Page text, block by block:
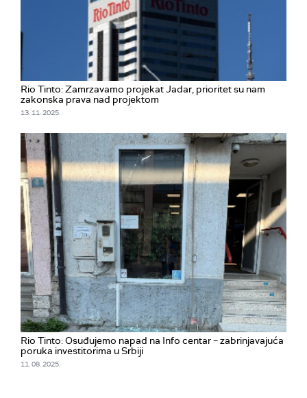
Rio Tinto: Zamrzavamo projekat Jadar, prioritet su nam
zakonska prava nad projektom
13. 11. 2025.
Rio Tinto: Osuđujemo napad na Info centar – zabrinjavajuća
poruka investitorima u Srbiji
11. 08. 2025.